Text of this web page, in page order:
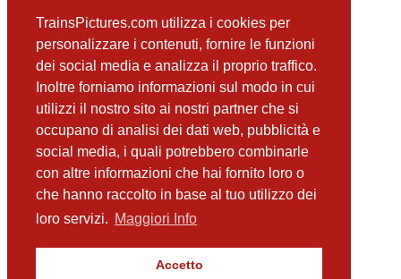
TrainsPictures.com utilizza i cookies per
personalizzare i contenuti, fornire le funzioni
dei social media e analizza il proprio traffico.
Inoltre forniamo informazioni sul modo in cui
utilizzi il nostro sito ai nostri partner che si
occupano di analisi dei dati web, pubblicità e
social media, i quali potrebbero combinarle
con altre informazioni che hai fornito loro o
che hanno raccolto in base al tuo utilizzo dei
loro servizi. Maggiori Info
Accetto
precedente
E656 040 posto movimento Sant'Oreste
successiva
E656 096 Roma San Pietro
📸 Fotografie scattate nei dintorniVedi tutte ➔
E464 290 Maccarese
(489 m)
E414 Maccarese - Fregene
E444R 051 e E402 Maccarese